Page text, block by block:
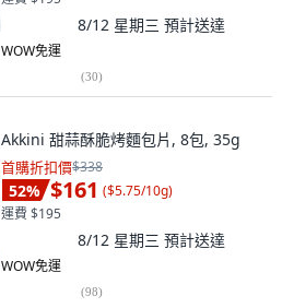
8/12 星期三 預計送達
WOW免運
(30)
Akkini 甜蒜酥脆烤麵包片, 8包, 35g
首購折扣價$338
52% $161 ($5.75/10g)
運費 $195
8/12 星期三 預計送達
WOW免運
(98)